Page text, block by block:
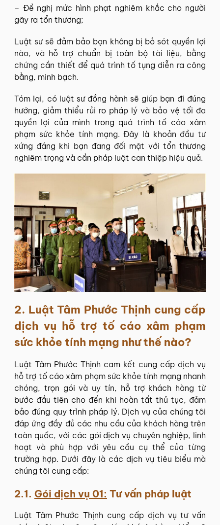
– Đề nghị mức hình phạt nghiêm khắc cho người
gây ra tổn thương;
Luật sư sẽ đảm bảo bạn không bị bỏ sót quyền lợi
nào, và hỗ trợ chuẩn bị toàn bộ tài liệu, bằng
chứng cần thiết để quá trình tố tụng diễn ra công
bằng, minh bạch.
Tóm lại, có luật sư đồng hành sẽ giúp bạn đi đúng
hướng, giảm thiểu rủi ro pháp lý và bảo vệ tối đa
quyền lợi của mình trong quá trình tố cáo xâm
phạm sức khỏe tính mạng. Đây là khoản đầu tư
xứng đáng khi bạn đang đối mặt với tổn thương
nghiêm trọng và cần pháp luật can thiệp hiệu quả.
2. Luật Tâm Phước Thịnh cung cấp
dịch vụ hỗ trợ tố cáo xâm phạm
sức khỏe tính mạng như thế nào?
Luật Tâm Phước Thịnh cam kết cung cấp dịch vụ
hỗ trợ tố cáo xâm phạm sức khỏe tính mạng nhanh
chóng, trọn gói và uy tín, hỗ trợ khách hàng từ
bước đầu tiên cho đến khi hoàn tất thủ tục, đảm
bảo đúng quy trình pháp lý. Dịch vụ của chúng tôi
đáp ứng đầy đủ các nhu cầu của khách hàng trên
toàn quốc, với các gói dịch vụ chuyên nghiệp, linh
hoạt và phù hợp với yêu cầu cụ thể của từng
trường hợp. Dưới đây là các dịch vụ tiêu biểu mà
chúng tôi cung cấp:
2.1. Gói dịch vụ 01: Tư vấn pháp luật
Luật Tâm Phước Thịnh cung cấp dịch vụ tư vấn